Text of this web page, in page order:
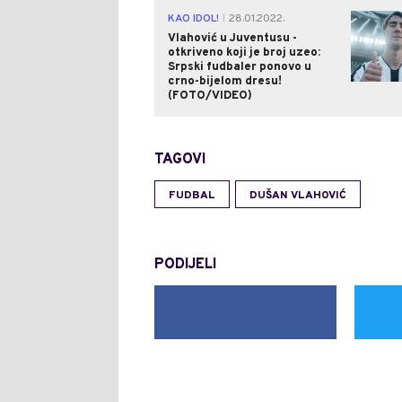
KAO IDOL!
28.01.2022.
Vlahović u Juventusu -
otkriveno koji je broj uzeo:
Srpski fudbaler ponovo u
crno-bijelom dresu!
(FOTO/VIDEO)
TAGOVI
FUDBAL DUŠAN VLAHOVIĆ
PODIJELI